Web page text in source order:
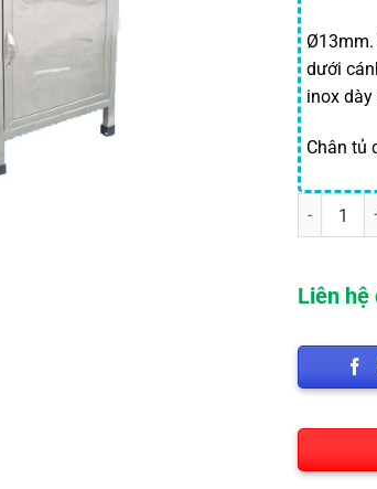
Ø13mm.
dưới
inox dày
Chân tủ
Tủ y tế
Liên hệ